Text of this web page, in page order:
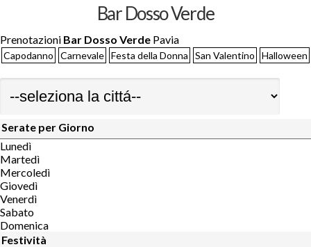
Bar Dosso Verde
Prenotazioni Bar Dosso Verde Pavia
Capodanno Carnevale Festa della Donna San Valentino Halloween
Serate per Giorno
Lunedì
Martedì
Mercoledì
Giovedì
Venerdì
Sabato
Domenica
Festività